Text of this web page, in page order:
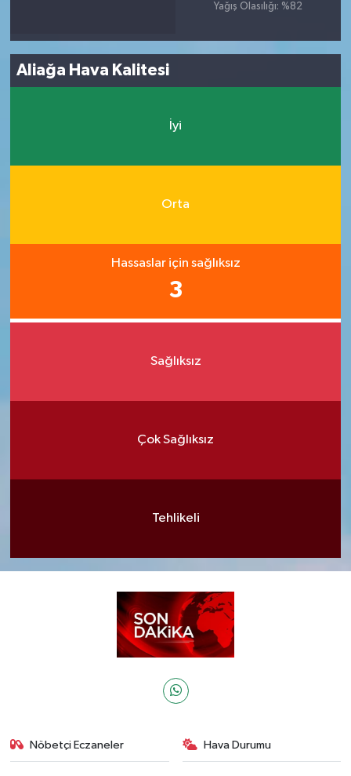
Yağış Olasılığı: %82
Aliağa Hava Kalitesi
İyi
Orta
Hassaslar için sağlıksız
3
Sağlıksız
Çok Sağlıksız
Tehlikeli
Nöbetçi Eczaneler Hava Durumu